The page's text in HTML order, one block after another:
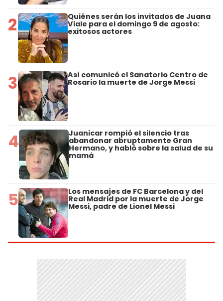
2 Quiénes serán los invitados de Juana
Viale para el domingo 9 de agosto:
exitosos actores
3 Así comunicó el Sanatorio Centro de
Rosario la muerte de Jorge Messi
4 Juanicar rompió el silencio tras
abandonar abruptamente Gran
Hermano, y habló sobre la salud de su
mamá
5 Los mensajes de FC Barcelona y del
Real Madrid por la muerte de Jorge
Messi, padre de Lionel Messi